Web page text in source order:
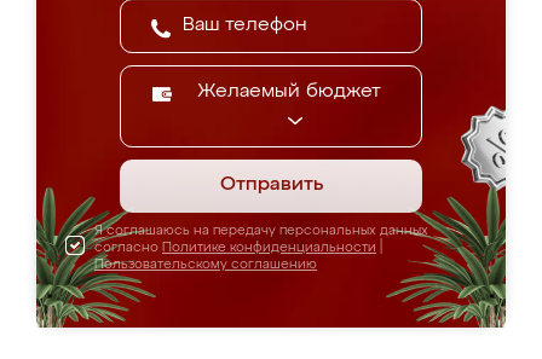
Желаемый бюджет
Отправить
Я соглашаюсь на передачу персональных данных
согласно Политике конфиденциальности
Пользовательскому соглашению